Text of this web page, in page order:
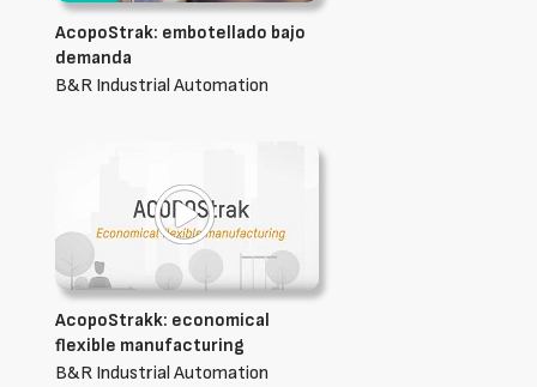
AcopoStrak: embotellado bajo
demanda
B&R Industrial Automation
AcopoStrakk: economical
flexible manufacturing
B&R Industrial Automation